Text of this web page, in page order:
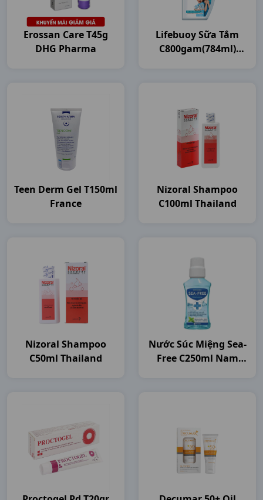
Erossan Care T45g
DHG Pharma
Lifebuoy Sữa Tắm
C800gam(784ml)
Teen Derm Gel T150ml
France
Nizoral Shampoo
C100ml Thailand
Nizoral Shampoo
C50ml Thailand
Nước Súc Miệng Sea-
Free C250ml Nam